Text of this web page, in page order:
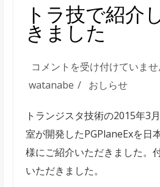
示
板
て
（お
願
い）
トラ技で紹介
きました
ト
ラ
で
紹
介
し
コメントを受け付けていま
watanabe
おしらせ
トランジスタ技術の2015年3
室が開発したPGPlaneExを日
様にご紹介いただきました。
いただきました。